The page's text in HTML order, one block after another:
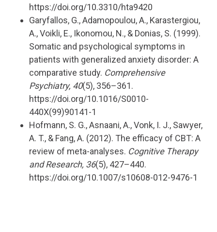
https://doi.org/10.3310/hta9420
Garyfallos, G., Adamopoulou, A., Karastergiou,
A., Voikli, E., Ikonomou, N., & Donias, S. (1999).
Somatic and psychological symptoms in
patients with generalized anxiety disorder: A
comparative study. Comprehensive
Psychiatry, 40(5), 356–361.
https://doi.org/10.1016/S0010-
440X(99)90141-1
Hofmann, S. G., Asnaani, A., Vonk, I. J., Sawyer,
A. T., & Fang, A. (2012). The efficacy of CBT: A
review of meta-analyses. Cognitive Therapy
and Research, 36(5), 427–440.
https://doi.org/10.1007/s10608-012-9476-1